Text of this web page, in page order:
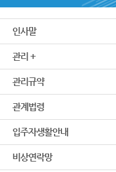
인사말
관리 +
관리규약
관계법령
입주자생활안내
비상연락망